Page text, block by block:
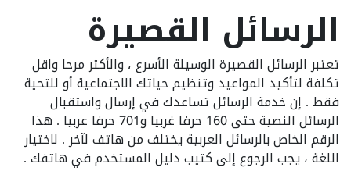
الرسائل القصيرة
تعتبر الرسائل القصيرة الوسيلة الأسرع ، والأكثر مرحا واقل
تكلفة لتأكيد المواعيد وتنظيم حياتك الاجتماعية أو للتحية
فقط . إن خدمة الرسائل تساعدك في إرسال واستقبال
الرسائل النصية حتى 160 حرفا غربيا و701 حرفا عربيا . هذا
الرقم الخاص بالرسائل العربية يختلف من هاتف لآخر . لاختيار
اللغة ، يجب الرجوع إلى كتيب دليل المستخدم في هاتفك .